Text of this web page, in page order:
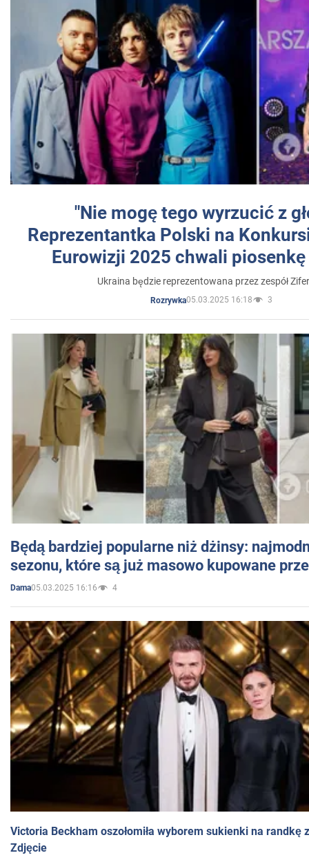
"Nie mogę tego wyrzucić z
Reprezentantka Polski na
Eurowizji 2025 chwali
Ukraina będzie reprezentowana przez zespół
Rozrywka05.03.2025 16:18 3
Będą bardziej popularne niż dżinsy:
sezonu, które są już masowo kupowane
Dama05.03.2025 16:16 4
Victoria Beckham oszołomiła wyborem sukienki na randkę
Zdjęcie